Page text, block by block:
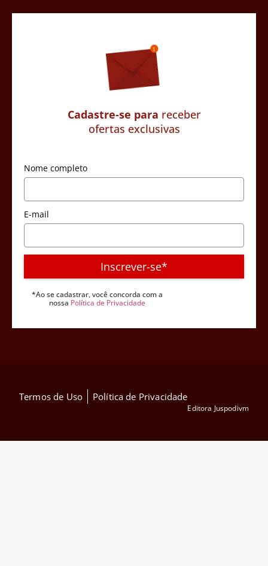
Cadastre-se para receber
ofertas exclusivas
Nome completo
E-mail
Inscrever-se*
*Ao se cadastrar, você concorda com a
nossa Política de Privacidade
Termos de Uso Política de Privacidade
Editora Juspodivm